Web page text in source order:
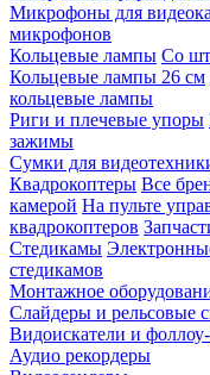
Микрофоны для
микрофонов
Кольцевые лампы Со
Кольцевые лампы 26 см
кольцевые лампы
Риги и плечевые упоры
зажимы
Сумки для
Квадрокоптеры Все
камерой На пульте
квадрокоптеров
Стедикамы
стедикамов
Монтажное
Слайдеры и рельсовые
Видоискатели и
Аудио рекордеры